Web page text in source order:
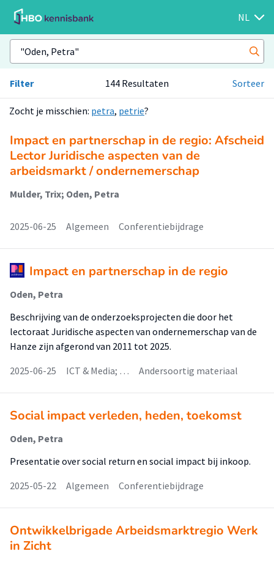
NL
Filter 144 Resultaten Sorteer
Zocht je misschien: petra, petrie?
Impact en partnerschap in de regio: Afscheid
Lector Juridische aspecten van de
arbeidsmarkt / ondernemerschap
Mulder, Trix; Oden, Petra
2025-06-25 Algemeen Conferentiebijdrage
Impact en partnerschap in de regio
Oden, Petra
Beschrijving van de onderzoeksprojecten die door het
lectoraat Juridische aspecten van ondernemerschap van de
Hanze zijn afgerond van 2011 tot 2025.
2025-06-25
ICT & Media; … Andersoortig materiaal
Social impact verleden, heden, toekomst
Oden, Petra
Presentatie over social return en social impact bij inkoop.
2025-05-22
Algemeen Conferentiebijdrage
Ontwikkelbrigade Arbeidsmarktregio Werk
in Zicht